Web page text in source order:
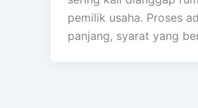
pemilik usaha. Proses
panjang, syarat yang